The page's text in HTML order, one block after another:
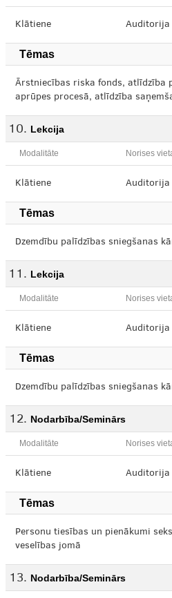
Klātiene Auditorija
Tēmas
Ārstniecības riska fonds, atlīdzība
aprūpes procesā, atlīdzība
Lekcija
Modalitāte Norises
Klātiene Auditorija
Tēmas
Dzemdību palīdzības sniegšanas
Lekcija
Modalitāte Norises
Klātiene Auditorija
Tēmas
Dzemdību palīdzības sniegšanas
Nodarbība/Seminārs
Modalitāte Norises
Klātiene Auditorija
Tēmas
Personu tiesības un pienākumi
veselības jomā
Nodarbība/Seminārs